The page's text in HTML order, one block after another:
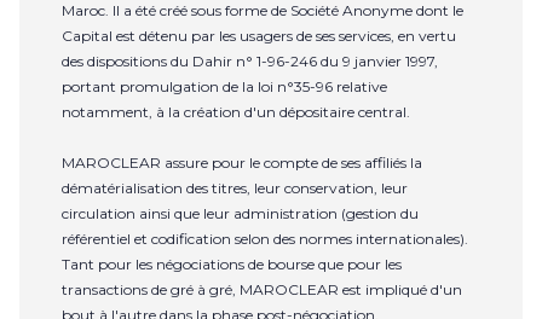
Maroc. Il a été créé sous forme de Société Anonyme dont le
Capital est détenu par les usagers de ses services, en vertu
des dispositions du Dahir n° 1-96-246 du 9 janvier 1997,
portant promulgation de la loi n°35-96 relative
notamment, à la création d'un dépositaire central.
MAROCLEAR assure pour le compte de ses affiliés la
dématérialisation des titres, leur conservation, leur
circulation ainsi que leur administration (gestion du
référentiel et codification selon des normes internationales).
Tant pour les négociations de bourse que pour les
transactions de gré à gré, MAROCLEAR est impliqué d'un
bout à l'autre dans la phase post-négociation.